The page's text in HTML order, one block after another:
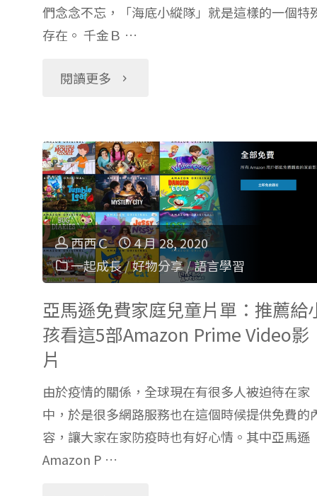
們念念不忘，「海底小縱隊」就是這樣的一個特
存在。 千金Ｂ …
閱讀更多 "英
幼
兒
科
普
卡
通：
Octonauts
海
底
西西Ｃ
4 月 28, 2020
一起成長/好物分享/語言學習
亞馬遜免費家庭兒童片單：推薦給
孩看這5部Amazon Prime Video影
片
由於疫情的關係，全球現在有很多人被迫待在家
中，於是很多網路服務也在這個時候提供免費的
容，讓大家在家防疫時也有好心情。其中亞馬遜
Amazon P …